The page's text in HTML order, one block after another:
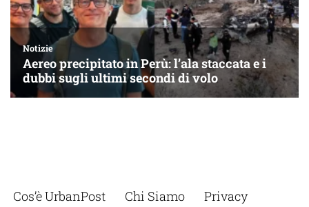
Cos’è UrbanPost Chi Siamo
Privacy